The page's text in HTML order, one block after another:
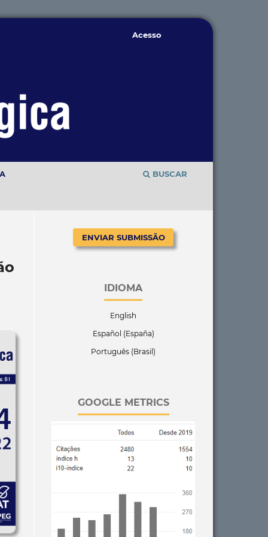
BUSCAR
Acesso
ENVIAR SUBMISSÃO
IDIOMA
English
Español (España)
Português (Brasil)
GOOGLE METRICS